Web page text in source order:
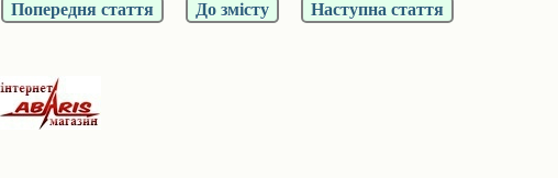
Попередня стаття До змісту Наступна стаття